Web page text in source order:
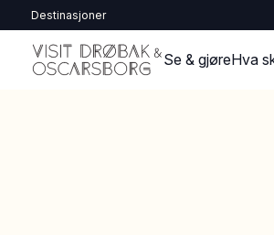
Destinasjoner
Se & gjøreHva